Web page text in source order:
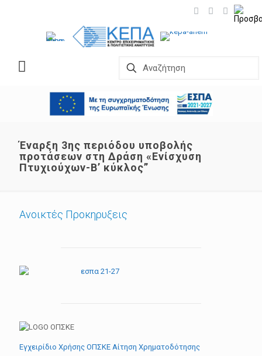
Έναρξη 3ης περιόδου υποβολής
προτάσεων στη Δράση «Ενίσχυση
Πτυχιούχων-Β’ κύκλος”
Ανοικτές Προκηρυξεις
Εγχειρίδιο Χρήσης ΟΠΣΚΕ Αίτηση Χρηματοδότησης